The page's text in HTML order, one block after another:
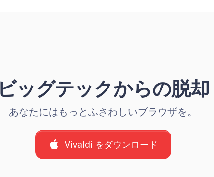
ビッグテックからの脱却
あなたにはもっとふさわしいブラウザを。
Vivaldi をダウンロード